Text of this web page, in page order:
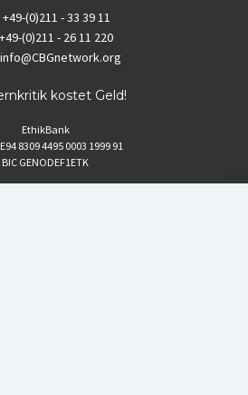
+49-(0)211 - 33 39 11
+49-(0)211 - 26 11 220
info@CBGnetwork.org
kostet Geld!
EthikBank
8309 4495 0003 1999 91
BIC GENODEF1ETK